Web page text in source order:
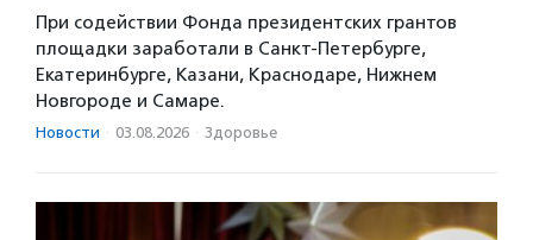
При содействии Фонда президентских грантов
площадки заработали в Санкт-Петербурге,
Екатеринбурге, Казани, Краснодаре, Нижнем
Новгороде и Самаре.
Новости · 03.08.2026 · Здоровье